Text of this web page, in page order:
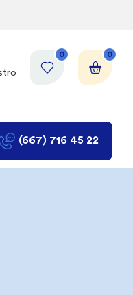
0 0
(667) 716 45 22